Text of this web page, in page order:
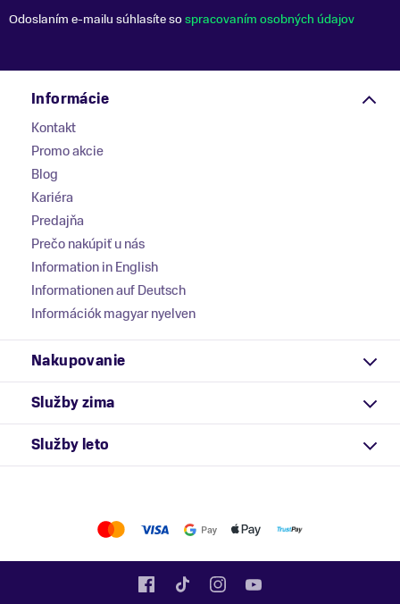
Odoslaním e-mailu súhlasíte sospracovaním osobných údajov
Informácie
Kontakt
Promo akcie
Blog
Kariéra
Predajňa
Prečo nakúpiť u nás
Information in English
Informationen auf Deutsch
Információk magyar nyelven
Nakupovanie
Služby zima
Služby leto